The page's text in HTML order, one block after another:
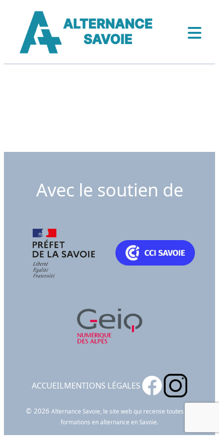
Avec le soutien de
ACCUEILMENTIONS LÉGALES
© 2026 Alternance Savoie, le site web qui recense toutes les
formations en alternance en Savoie.